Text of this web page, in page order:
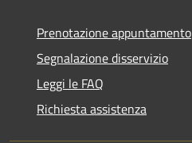
Prenotazione appuntamento
Segnalazione disservizio
Leggi le FAQ
Richiesta assistenza